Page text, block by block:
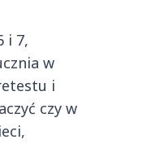
i 7,
w
i
czy w